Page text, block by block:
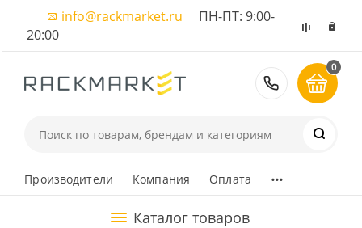
info@rackmarket.ru ПН-ПТ: 9:00-
20:00
8 (495)
0
Производители Компания Оплата ...
Каталог товаров